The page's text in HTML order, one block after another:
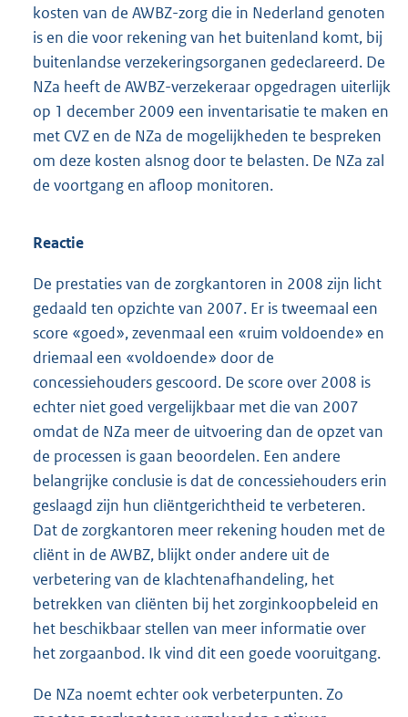
kosten van de AWBZ-zorg die in Nederland genoten
is en die voor rekening van het buitenland komt, bij
buitenlandse verzekeringsorganen gedeclareerd. De
NZa heeft de AWBZ-verzekeraar opgedragen uiterlijk
op 1 december 2009 een inventarisatie te maken en
met CVZ en de NZa de mogelijkheden te bespreken
om deze kosten alsnog door te belasten. De NZa zal
de voortgang en afloop monitoren.
Reactie
De prestaties van de zorgkantoren in 2008 zijn licht
gedaald ten opzichte van 2007. Er is tweemaal een
score «goed», zevenmaal een «ruim voldoende» en
driemaal een «voldoende» door de
concessiehouders gescoord. De score over 2008 is
echter niet goed vergelijkbaar met die van 2007
omdat de NZa meer de uitvoering dan de opzet van
de processen is gaan beoordelen. Een andere
belangrijke conclusie is dat de concessiehouders erin
geslaagd zijn hun cliëntgerichtheid te verbeteren.
Dat de zorgkantoren meer rekening houden met de
cliënt in de AWBZ, blijkt onder andere uit de
verbetering van de klachtenafhandeling, het
betrekken van cliënten bij het zorginkoopbeleid en
het beschikbaar stellen van meer informatie over
het zorgaanbod. Ik vind dit een goede vooruitgang.
De NZa noemt echter ook verbeterpunten. Zo